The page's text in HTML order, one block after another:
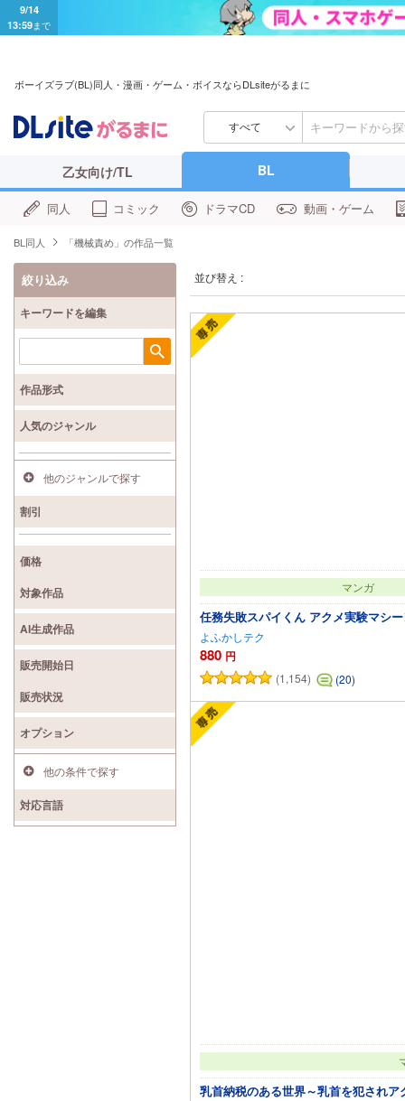
9/14
13:59まで
ボーイズラブ(BL)同人・漫画・ゲーム・ボイスならDLsiteがるまに
すべて
乙女向け/TL BL
同人 コミック ドラマCD 動画・ゲーム
BL同人 「機械責め」の作品一覧
並び替え :
マンガ
任務失敗スパイくん アクメ実験マシ
よふかしテク
880 円
(1,154) (20)
カートに追加
乳首納税のある世界～乳首を犯され
絞り込み
キーワードを編集
検索
作品形式
人気のジャンル
他のジャンルで探す
割引
価格
対象作品
AI生成作品
販売開始日
販売状況
オプション
他の条件で探す
対応言語